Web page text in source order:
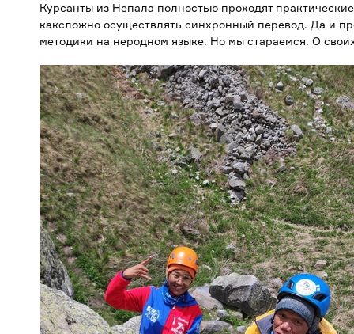
Курсанты из Непала полностью проходят
каксложно осуществлять синхронный перевод. Да и
методики на неродном языке. Но мы стараемся. О